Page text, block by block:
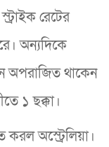
রেটের
অন্যদিকে
অপরাজিত থাকেন
১ ছক্কা।
অস্ট্রেলিয়া।